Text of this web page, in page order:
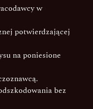
w
potwierdzającej
na poniesione
bez